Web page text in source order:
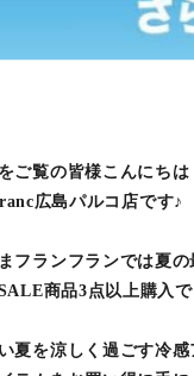
ご覧の皆様こんにちは
広島パルコ店です♪
フランフランでは夏
商品3点以上購入
夏を涼しく過ごす冷